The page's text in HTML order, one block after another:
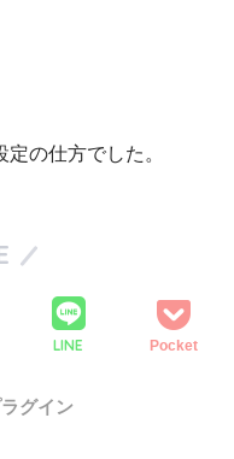
の仕方でした。
LINE Pocket
グイン